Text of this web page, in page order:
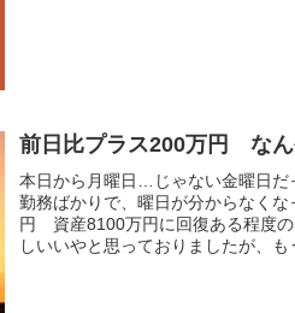
前日比プラス200万円 なん
本日から月曜日…じゃない金曜日
勤務ばかりで、曜日が分からなく
円 資産8100万円に回復ある程度
しいいやと思っておりましたが、も